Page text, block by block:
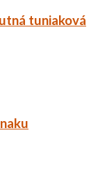
tuniaková